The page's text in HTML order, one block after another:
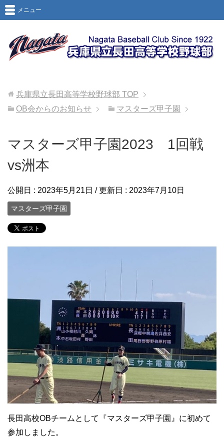
メニュー
兵庫県立長田高等学校野球部 TOP
OB会からのお知らせ
マスターズ甲子園
マスターズ甲子園2023 1回戦
vs洲本
公開日 : 2023年5月21日 / 更新日 : 2023年7月10日
マスターズ甲子園
長田高校OBチームとして『マスターズ甲子園』に初めて
参加しました。